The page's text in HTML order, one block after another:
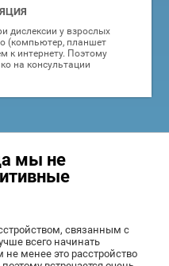
дислексии у взрослых
(компьютер, планшет
к интернету. Поэтому
на консультации
мы не
связанным с
всего начинать
менее это расстройство